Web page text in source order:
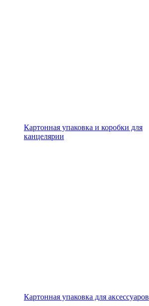
Картонная упаковка и коробки для
канцелярии
Картонная упаковка для аксессуаров